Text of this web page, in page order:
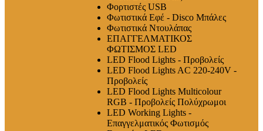
Φορτιστές USB
Φωτιστικά Εφέ - Disco Μπάλες
Φωτιστικά Ντουλάπας
ΕΠΑΓΓΕΛΜΑΤΙΚΟΣ
ΦΩΤΙΣΜΟΣ LED
LED Flood Lights - Προβολείς
LED Flood Lights AC 220-240V -
Προβολείς
LED Flood Lights Multicolour
RGB - Προβολείς Πολύχρωμοι
LED Working Lights -
Επαγγελματικός Φωτισμός